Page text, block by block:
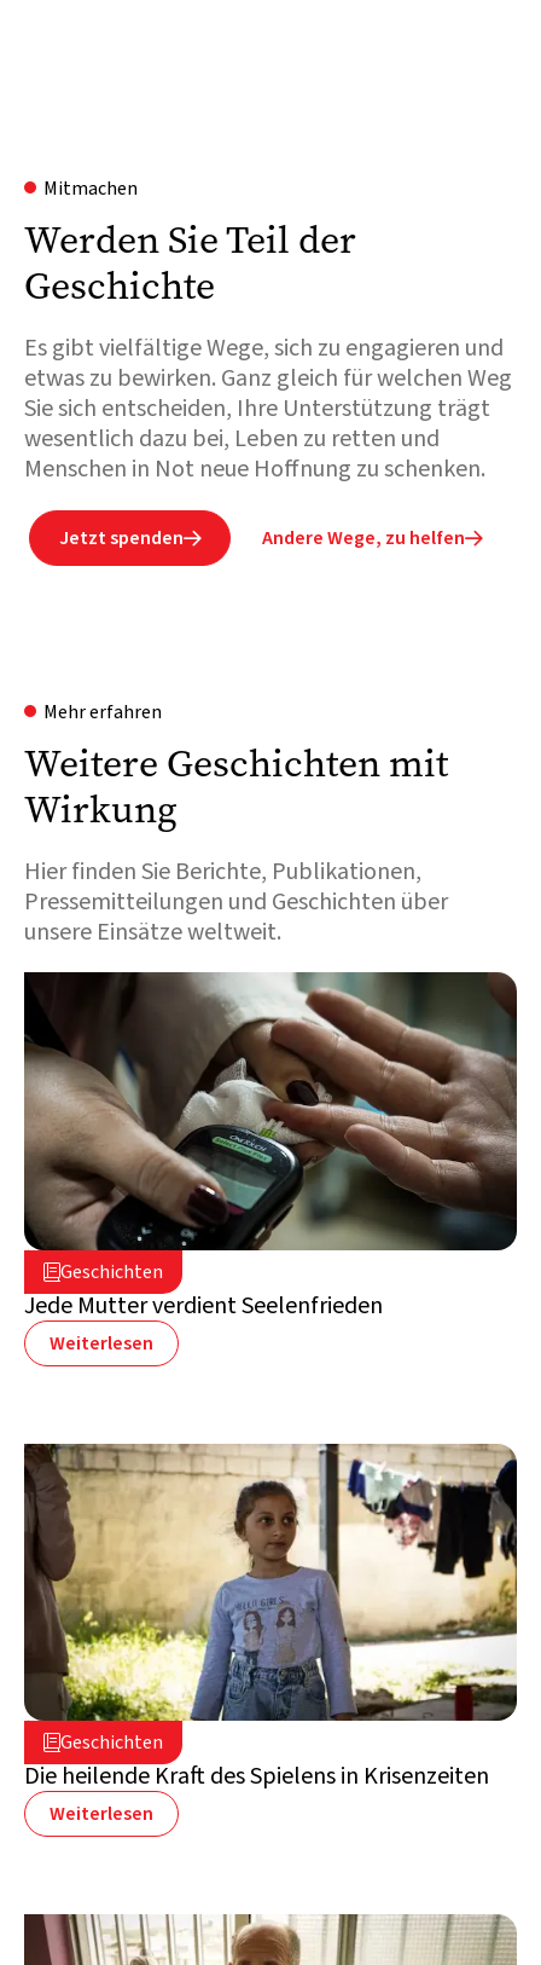
Mitmachen
Werden Sie Teil der
Geschichte
Es gibt vielfältige Wege, sich zu engagieren und
etwas zu bewirken. Ganz gleich für welchen Weg
Sie sich entscheiden, Ihre Unterstützung trägt
wesentlich dazu bei, Leben zu retten und
Menschen in Not neue Hoffnung zu schenken.
Jetzt spenden Andere Wege, zu helfen
Mehr erfahren
Weitere Geschichten mit
Wirkung
Hier finden Sie Berichte, Publikationen,
Pressemitteilungen und Geschichten über
unsere Einsätze weltweit.
Geschichten
5. August 2026
Libanon
Jede Mutter verdient Seelenfrieden
Weiterlesen
Geschichten
16. Juli 2026
Libanon
Die heilende Kraft des Spielens in Krisenzeiten
Weiterlesen